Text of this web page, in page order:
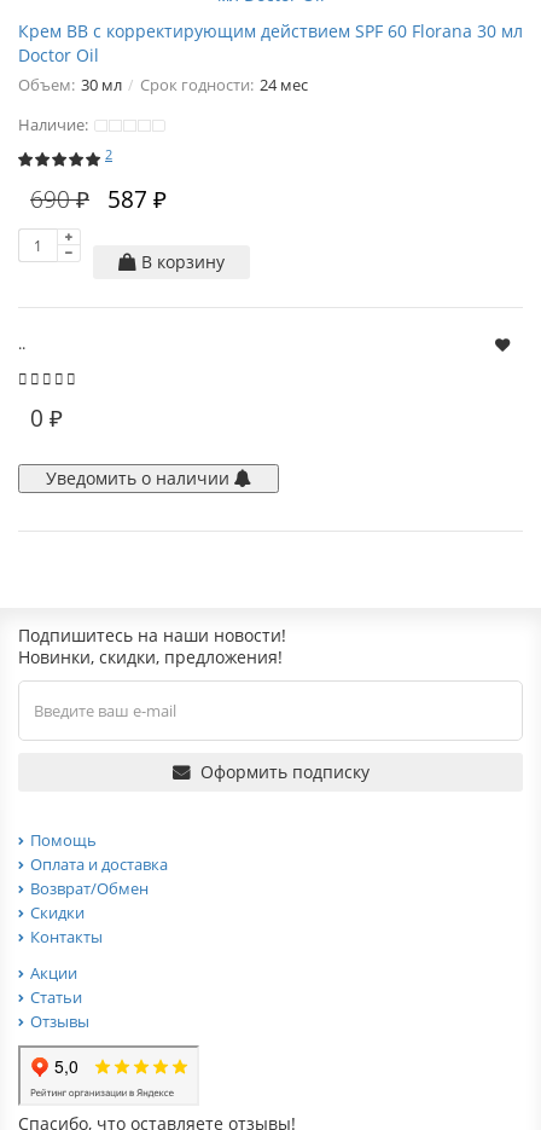
Крем BB с корректирующим действием SPF 60 Florana 30 мл
Doctor Oil
Объем: 30 мл Срок годности: 24 мес
Наличие:
2
690 ₽ 587 ₽
В корзину
..
0 ₽
Уведомить о наличии
Подпишитесь на наши новости!
Новинки, скидки, предложения!
Оформить подписку
Помощь
Оплата и доставка
Возврат/Обмен
Скидки
Контакты
Акции
Статьи
Отзывы
Спасибо, что оставляете отзывы!